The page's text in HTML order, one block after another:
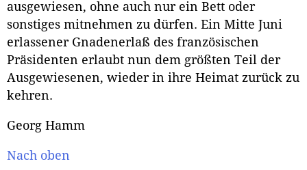
ausgewiesen, ohne auch nur ein Bett oder
sonstiges mitnehmen zu dürfen. Ein Mitte Juni
erlassener Gnadenerlaß des französischen
Präsidenten erlaubt nun dem größten Teil der
Ausgewiesenen, wieder in ihre Heimat zurück zu
kehren.
Georg Hamm
Nach oben